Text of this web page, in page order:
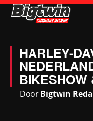
HARLEY-
BIKESHOW
DoorBigtwin